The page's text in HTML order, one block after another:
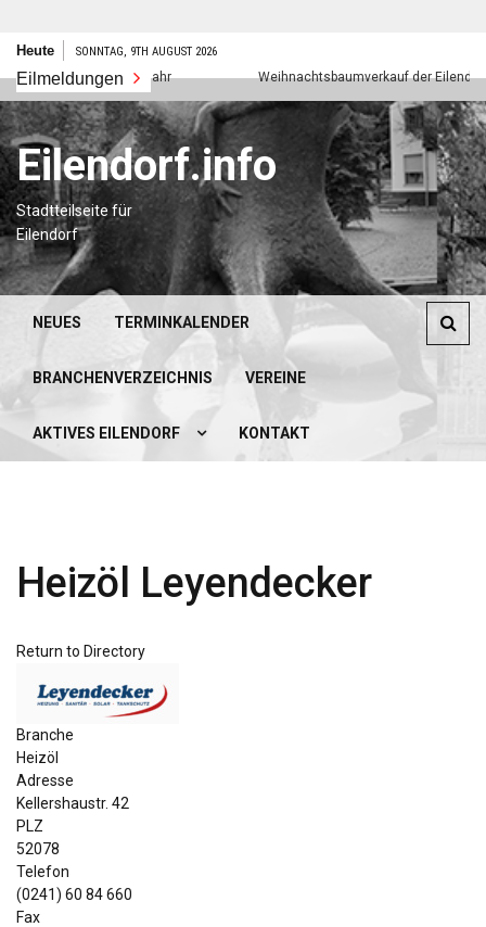
Zum
springen
Heute SONNTAG, 9TH AUGUST 2026
Eilmeldungen
Frohes neues Jahr Weihnachtsbaumverkauf der Eilendorfer
Eilendorf.info
Stadtteilseite für
Eilendorf
NEUES TERMINKALENDER
BRANCHENVERZEICHNIS VEREINE
AKTIVES EILENDORF KONTAKT
Heizöl Leyendecker
Return to Directory
Branche
Heizöl
Adresse
Kellershaustr. 42
PLZ
52078
Telefon
(0241) 60 84 660
Fax